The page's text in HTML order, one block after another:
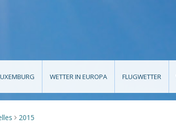
WETTER IN EUROPA FLUGWETTER
> 2015